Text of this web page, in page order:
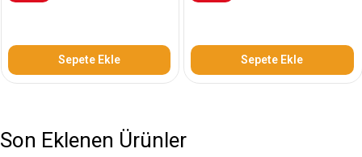
Sepete Ekle Sepete Ekle
Son Eklenen Ürünler